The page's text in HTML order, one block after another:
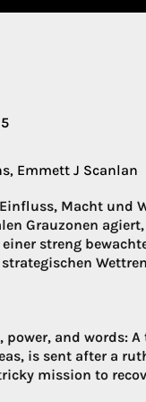
Emmett J Scanlan
Macht und
Grauzonen
streng
and words: A
is sent after a
mission to